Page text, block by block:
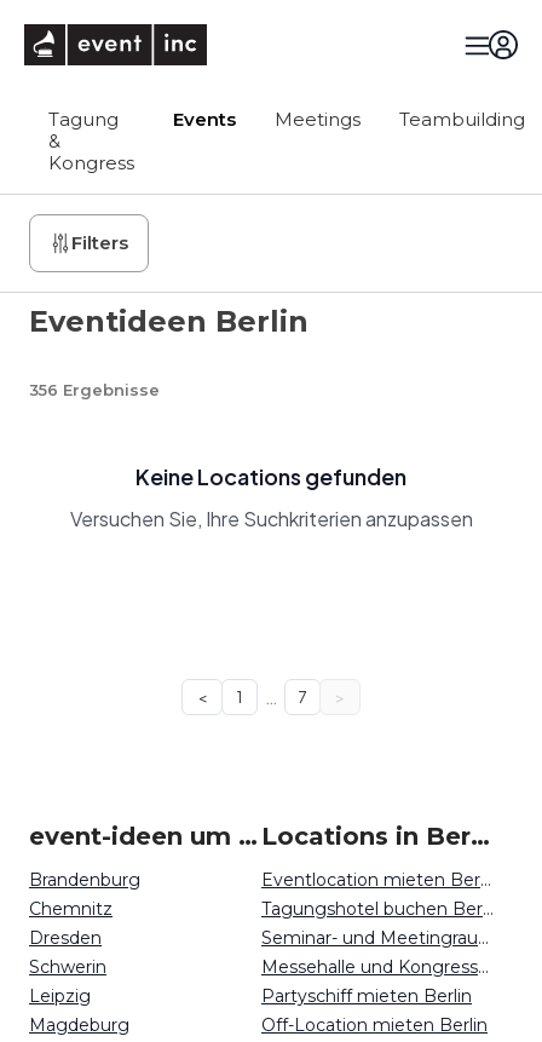
Tagung
&
Kongress
Events Meetings Teambuilding
Filters
Eventideen Berlin
356 Ergebnisse
Keine Locations gefunden
Versuchen Sie, Ihre Suchkriterien anzupassen
< 1 … 7 >
event-ideen um Berlin
Brandenburg
Chemnitz
Dresden
Schwerin
Leipzig
Magdeburg
Locations in Berlin mieten
Eventlocation mieten Berlin
Tagungshotel buchen Berlin
Seminar- und Meetingraum mieten Berlin
Messehalle und Kongresszentrum mieten Berlin
Partyschiff mieten Berlin
Off-Location mieten Berlin